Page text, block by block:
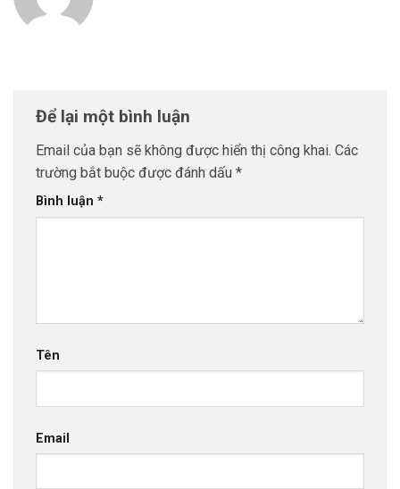
Để lại một bình luận
Email của bạn sẽ không được hiển thị công khai. Các
trường bắt buộc được đánh dấu *
Bình luận *
Tên
Email